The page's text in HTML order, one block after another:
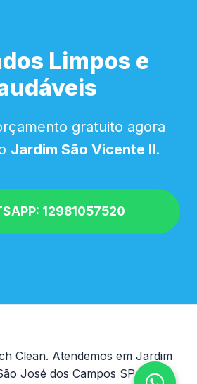
Limpos e
gratuito agora
Jardim São Vicente II.
12981057520
Clean. Atendemos em Jardim
José dos Campos SP - SP.